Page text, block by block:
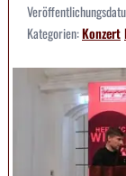
Kategorien:Konzert